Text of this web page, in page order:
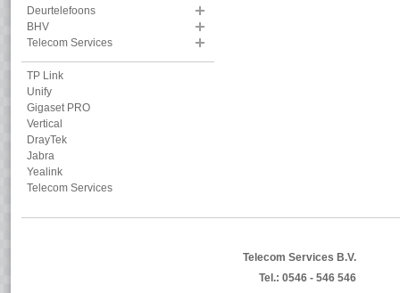
Deurtelefoons
BHV
Telecom Services
TP Link
Unify
Gigaset PRO
Vertical
DrayTek
Jabra
Yealink
Telecom Services
Telecom Services B.V.
Tel.: 0546 - 546 546